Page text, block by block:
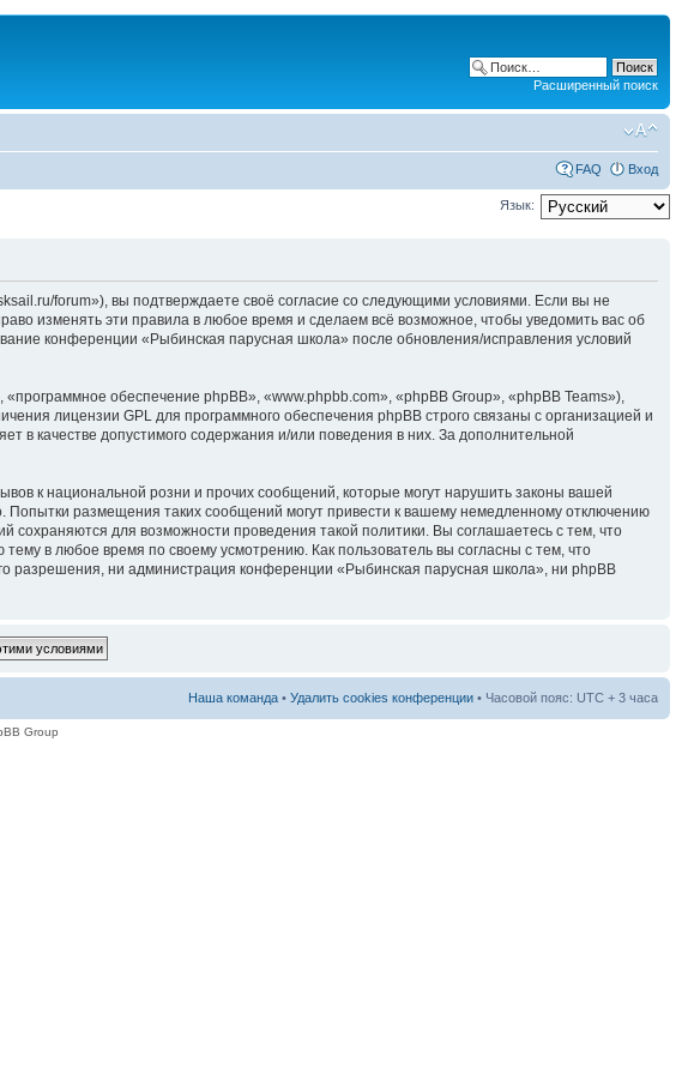
Расширенный поиск
FAQ Вход
Язык:
forum»), вы подтверждаете своё согласие со следующими условиями. Если вы не
изменять эти правила в любое время и сделаем всё возможное, чтобы уведомить вас об
конференции «Рыбинская парусная школа» после обновления/исправления условий
обеспечение phpBB», «www.phpbb.com», «phpBB Group», «phpBB Teams»),
лицензии GPL для программного обеспечения phpBB строго связаны с организацией и
в качестве допустимого содержания и/или поведения в них. За дополнительной
к национальной розни и прочих сообщений, которые могут нарушить законы вашей
размещения таких сообщений могут привести к вашему немедленному отключению
для возможности проведения такой политики. Вы соглашаетесь с тем, что
в любое время по своему усмотрению. Как пользователь вы согласны с тем, что
разрешения, ни администрация конференции «Рыбинская парусная школа», ни phpBB
Наша команда • Удалить cookies конференции • Часовой пояс: UTC + 3 часа
Group